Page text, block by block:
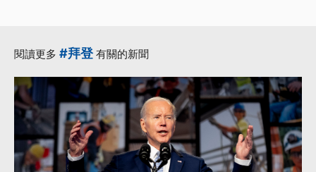
閱讀更多 #拜登有關的新聞